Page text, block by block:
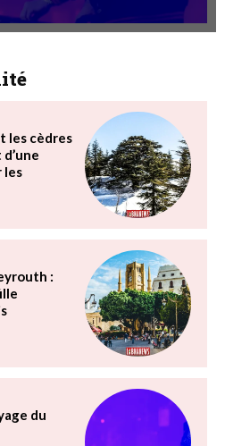
les cèdres
les
:
du